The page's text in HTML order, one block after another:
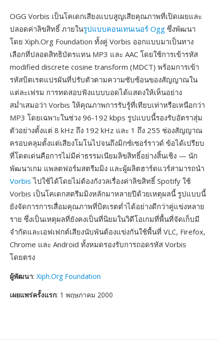
OGG Vorbis เป็นโคเดกเสียงแบบสูญเสียคุณภาพที่เปิดเผยและ
ปลอดค่าลิขสิทธิ์ ภายในรูปแบบคอนเทนเนอร์ Ogg ซึ่งพัฒนา
โดย Xiph.Org Foundation ทั้งคู่ Vorbis ออกแบบมาเป็นทาง
เลือกที่ปลอดสิทธิบัตรแทน MP3 และ AAC โดยใช้การเข้ารหัส
modified discrete cosine transform (MDCT) พร้อมการเข้า
รหัสบิตเรตแปรผันที่ปรับตัวตามความซับซ้อนของสัญญาณใน
แต่ละเฟรม การทดสอบฟังแบบบอดได้แสดงให้เห็นอย่าง
สม่ำเสมอว่า Vorbis ให้คุณภาพการรับรู้ที่เทียบเท่าหรือเหนือกว่า
MP3 โดยเฉพาะในช่วง 96-192 kbps รูปแบบนี้รองรับอัตราสุ่ม
ตัวอย่างตั้งแต่ 8 kHz ถึง 192 kHz และ 1 ถึง 255 ช่องสัญญาณ
ครอบคลุมตั้งแต่เสียงโมโนไปจนถึงมิกซ์เซอร์ราวด์ ข้อได้เปรียบ
ที่โดดเด่นคือการไม่มีค่าธรรมเนียมลิขสิทธิ์อย่างสิ้นเชิง — นัก
พัฒนาเกม แพลตฟอร์มสตรีมมิง และผู้ผลิตฮาร์ดแวร์สามารถนำ
Vorbis ไปใช้ได้โดยไม่ต้องกังวลเรื่องค่าลิขสิทธิ์ Spotify ใช้
Vorbis เป็นโคเดกสตรีมมิงหลักมาหลายปีด้วยเหตุผลนี้ รูปแบบนี้
ยังจัดการการเสื่อมคุณภาพที่บิตเรตต่ำได้อย่างดีกว่าคู่แข่งหลาย
ราย ซึ่งเป็นเหตุผลที่ยังคงเป็นที่นิยมในวิดีโอเกมที่พื้นที่จัดเก็บมี
จำกัดและเอฟเฟกต์เสียงนับพันต้องแข่งกันใช้พื้นที่ VLC, Firefox,
Chrome และ Android ทั้งหมดรองรับการถอดรหัส Vorbis
โดยตรง
ผู้พัฒนา: Xiph.Org Foundation
เผยแพร่ครั้งแรก: 1 พฤษภาคม 2000